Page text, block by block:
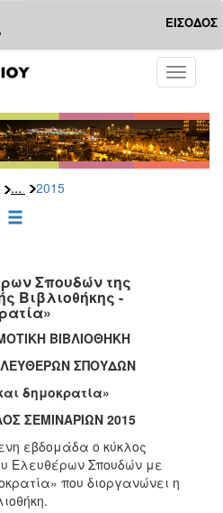
ΕΙΣΟΔΟΣ
Toggle
... 2015
Σπουδών της
Βιβλιοθήκης -
ΒΙΒΛΙΟΘΗΚΗ
ΣΠΟΥΔΩΝ
δημοκρατία»
ΣΕΜΙΝΑΡΙΩΝ 2015
εβδομάδα ο κύκλος
Ελευθέρων Σπουδών με
που διοργανώνει η